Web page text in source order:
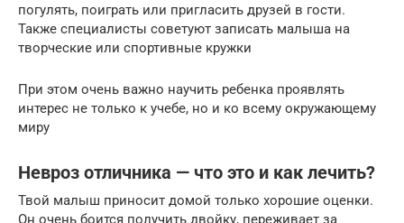
погулять, поиграть или пригласить друзей в гости.
Также специалисты советуют записать малыша на
творческие или спортивные кружки
При этом очень важно научить ребенка проявлять
интерес не только к учебе, но и ко всему окружающему
миру
Невроз отличника — что это и как лечить?
Твой малыш приносит домой только хорошие оценки.
Он очень боится получить двойку, переживает за